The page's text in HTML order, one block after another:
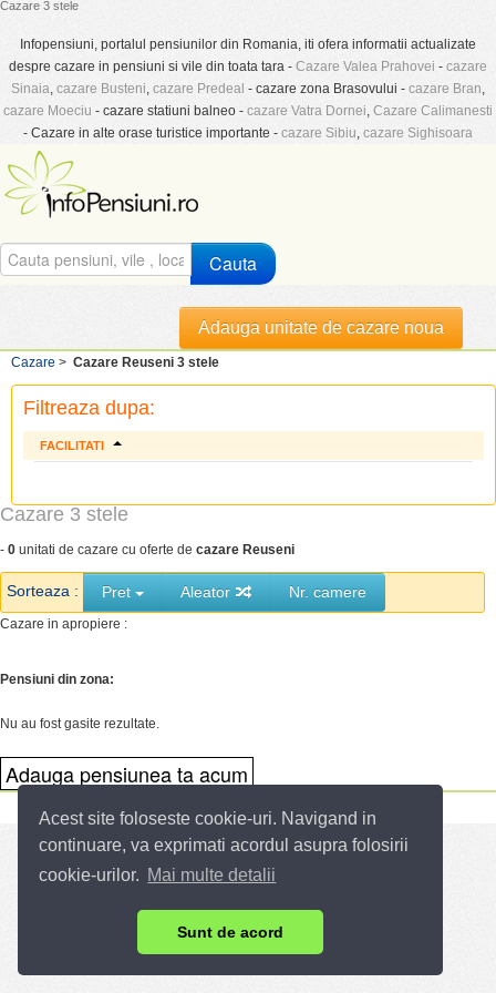
Acest site foloseste cookie-uri. Navigand in
continuare, va exprimati acordul asupra folosirii
cookie-urilor. Mai multe detalii
Sunt de acord
Cazare 3 stele
Infopensiuni, portalul pensiunilor din Romania, iti ofera informatii actualizate
despre cazare in pensiuni si vile din toata tara - Cazare Valea Prahovei - cazare
Sinaia, cazare Busteni, cazare Predeal - cazare zona Brasovului - cazare Bran,
cazare Moeciu - cazare statiuni balneo - cazare Vatra Dornei, Cazare Calimanesti
- Cazare in alte orase turistice importante - cazare Sibiu, cazare Sighisoara
Cauta
Adauga unitate de cazare noua
Cazare > Cazare Reuseni 3 stele
Filtreaza dupa:
FACILITATI
Cazare 3 stele
- 0 unitati de cazare cu oferte de cazare Reuseni
Sorteaza : Pret Aleator Nr. camere
Cazare in apropiere :
Pensiuni din zona:
Nu au fost gasite rezultate.